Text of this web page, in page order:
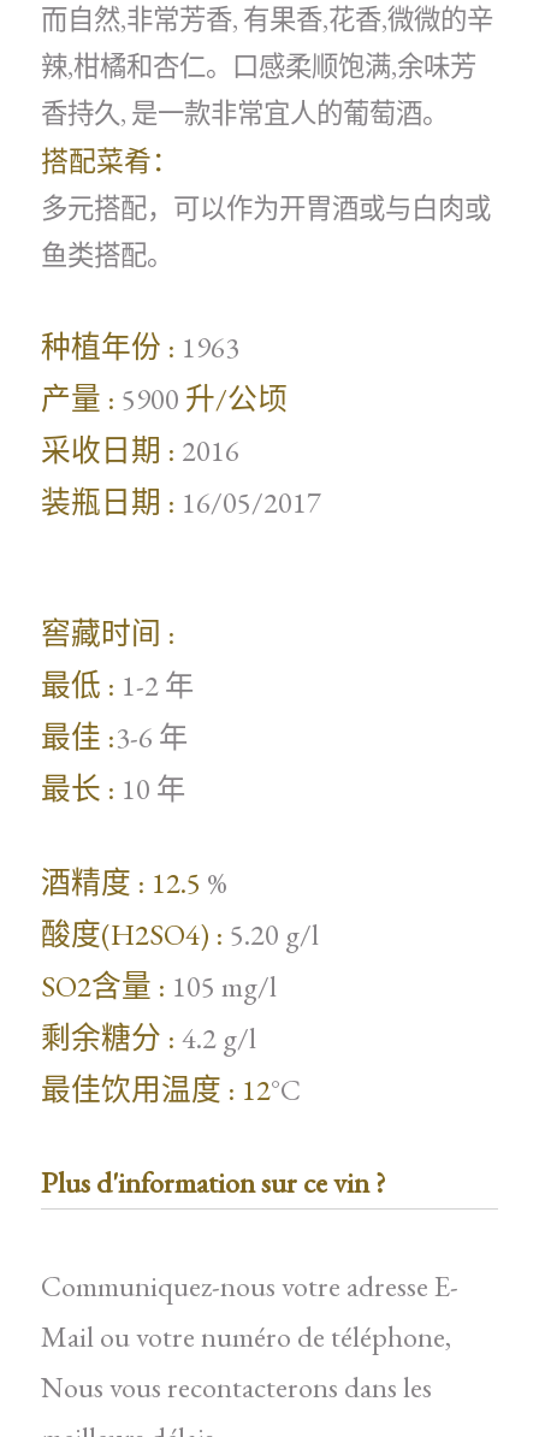
而自然,非常芳香, 有果香,花香,微微的辛
辣,柑橘和杏仁。口感柔顺饱满,余味芳
香持久, 是一款非常宜人的葡萄酒。
搭配菜肴：
多元搭配，可以作为开胃酒或与白肉或
鱼类搭配。
种植年份 : 1963
产量 : 5900 升/公顷
采收日期 : 2016
装瓶日期 : 16/05/2017
窖藏时间 :
最低 : 1-2 年
最佳 :3-6 年
最长 : 10 年
酒精度 : 12.5 %
酸度(H2SO4) : 5.20 g/l
SO2含量 : 105 mg/l
剩余糖分 :4.2 g/l
最佳饮用温度 : 12°C
Plus d'information sur ce vin ?
Communiquez-nous votre adresse E-
Mail ou votre numéro de téléphone,
Nous vous recontacterons dans les